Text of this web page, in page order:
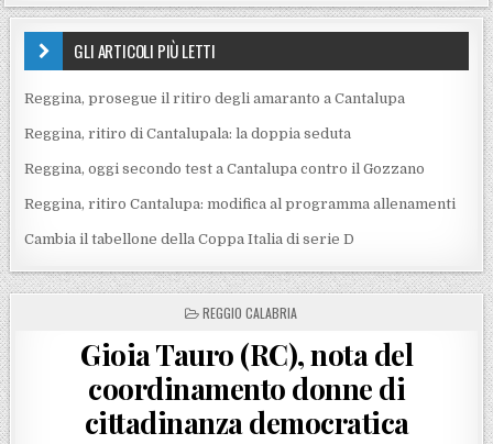
GLI ARTICOLI PIÙ LETTI
Reggina, prosegue il ritiro degli amaranto a Cantalupa
Reggina, ritiro di Cantalupala: la doppia seduta
Reggina, oggi secondo test a Cantalupa contro il Gozzano
Reggina, ritiro Cantalupa: modifica al programma allenamenti
Cambia il tabellone della Coppa Italia di serie D
POSTED IN
REGGIO CALABRIA
Gioia Tauro (RC), nota del
coordinamento donne di
cittadinanza democratica